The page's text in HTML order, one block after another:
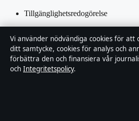
Tillgänglighetsredogörelse
Integritetspolicy
Kändisar & integritet
Vi använder nödvändiga cookies för att
ditt samtycke, cookies för analys och
förbättra den och finansiera vår
och Integritetspolicy.